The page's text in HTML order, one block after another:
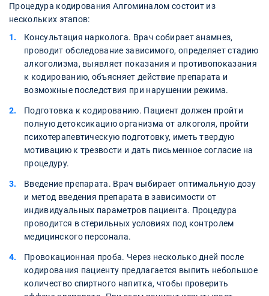
Процедура кодирования Алгоминалом состоит из
нескольких этапов:
Консультация нарколога. Врач собирает анамнез,
проводит обследование зависимого, определяет стадию
алкоголизма, выявляет показания и противопоказания
к кодированию, объясняет действие препарата и
возможные последствия при нарушении режима.
Подготовка к кодированию. Пациент должен пройти
полную детоксикацию организма от алкоголя, пройти
психотерапевтическую подготовку, иметь твердую
мотивацию к трезвости и дать письменное согласие на
процедуру.
Введение препарата. Врач выбирает оптимальную дозу
и метод введения препарата в зависимости от
индивидуальных параметров пациента. Процедура
проводится в стерильных условиях под контролем
медицинского персонала.
Провокационная проба. Через несколько дней после
кодирования пациенту предлагается выпить небольшое
количество спиртного напитка, чтобы проверить